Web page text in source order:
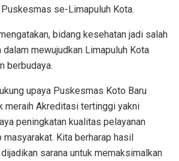
se-Limapuluh Kota.
bidang kesehatan jadi salah
mewujudkan Limapuluh Kota
berbudaya.
upaya Puskesmas Koto Baru
meraih Akreditasi tertinggi yakni
peningkatan kualitas pelayanan
masyarakat. Kita berharap hasil
sarana untuk memaksimalkan